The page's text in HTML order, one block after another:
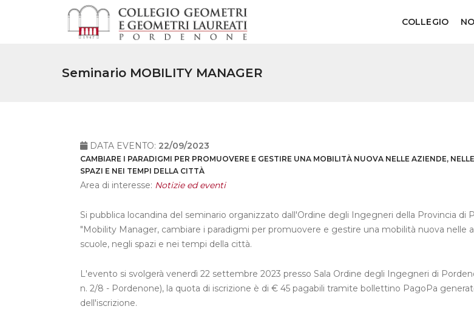
COLLEGIO
Seminario MOBILITY MANAGER
DATA EVENTO: 22/09/2023
CAMBIARE I PARADIGMI PER PROMUOVERE E GESTIRE UNA MOBILITÀ NUOVA NELLE AZIENDE,
SPAZI E NEI TEMPI DELLA CITTÀ
Area di interesse: Notizie ed eventi
Si pubblica locandina del seminario organizzato dall'Ordine degli Ingegneri della Provincia di
"Mobility Manager, cambiare i paradigmi per promuovere e gestire una mobilità nuova nelle
scuole, negli spazi e nei tempi della città.
L'evento si svolgerà venerdì 22 settembre 2023 presso Sala Ordine degli Ingegneri di
n. 2/8 - Pordenone), la quota di iscrizione è di € 45 pagabili tramite bollettino PagoPa
dell'iscrizione.